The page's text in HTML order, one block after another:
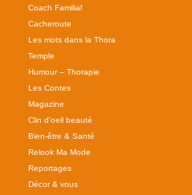
Coach Familial
Cacheroute
Les mots dans la Thora
Temple
Humour – Thorapie
Les Contes
Magazine
Clin d'oeil beauté
Bien-être & Santé
Relook Ma Mode
Reportages
Décor & vous